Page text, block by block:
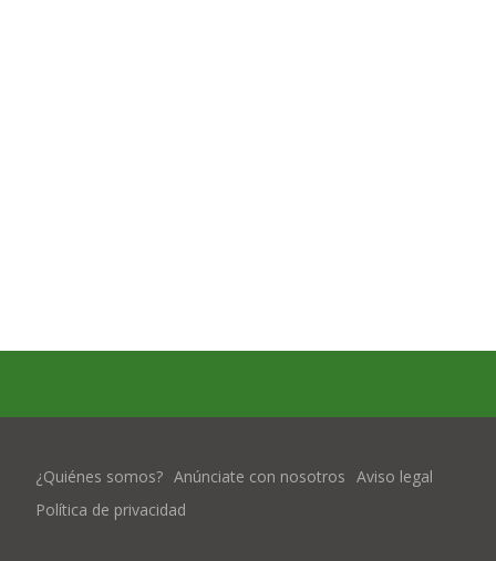
¿Quiénes somos? Anúnciate con nosotros Aviso legal
Política de privacidad